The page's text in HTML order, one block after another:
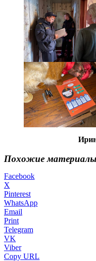
Похожие материалы
Facebook
X
Pinterest
WhatsApp
Email
Print
Telegram
VK
Viber
Copy URL